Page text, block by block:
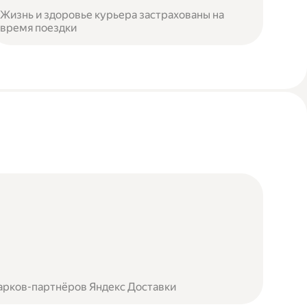
Жизнь и здоровье курьера застрахованы на
время поездки
партнёров Яндекс Доставки